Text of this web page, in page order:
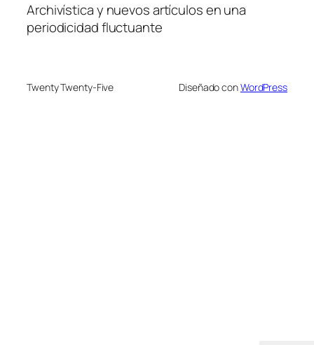
Archivística y nuevos artículos en una
periodicidad fluctuante
Twenty Twenty-Five Diseñado conWordPress